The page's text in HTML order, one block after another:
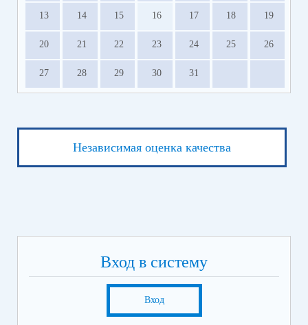
13 14 15 16 17 18 19
20 21 22 23 24 25 26
27 28 29 30 31
Независимая оценка качества
Вход в систему
Вход